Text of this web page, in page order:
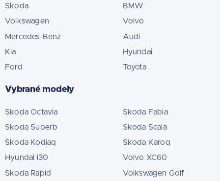
Skoda
BMW
Volkswagen
Volvo
Mercedes-Benz
Audi
Kia
Hyundai
Ford
Toyota
Vybrané modely
Skoda Octavia
Skoda Fabia
Skoda Superb
Skoda Scala
Skoda Kodiaq
Skoda Karoq
Hyundai i30
Volvo XC60
Skoda Rapid
Volkswagen Golf